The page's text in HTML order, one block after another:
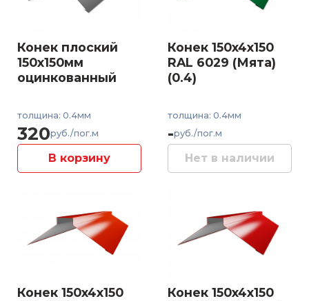
Конек плоский
150x150мм
оцинкованный
толщина: 0.4мм
320руб./пог.м
В корзину
Конек 150x4x150
RAL 6029 (Мята)
(0.4)
толщина: 0.4мм
-руб./пог.м
Нет в наличии
Конек 150x4x150
Конек 150x4x150